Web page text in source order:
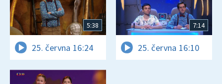
5:38
25. června 16:24
7:14
25. června 16:10